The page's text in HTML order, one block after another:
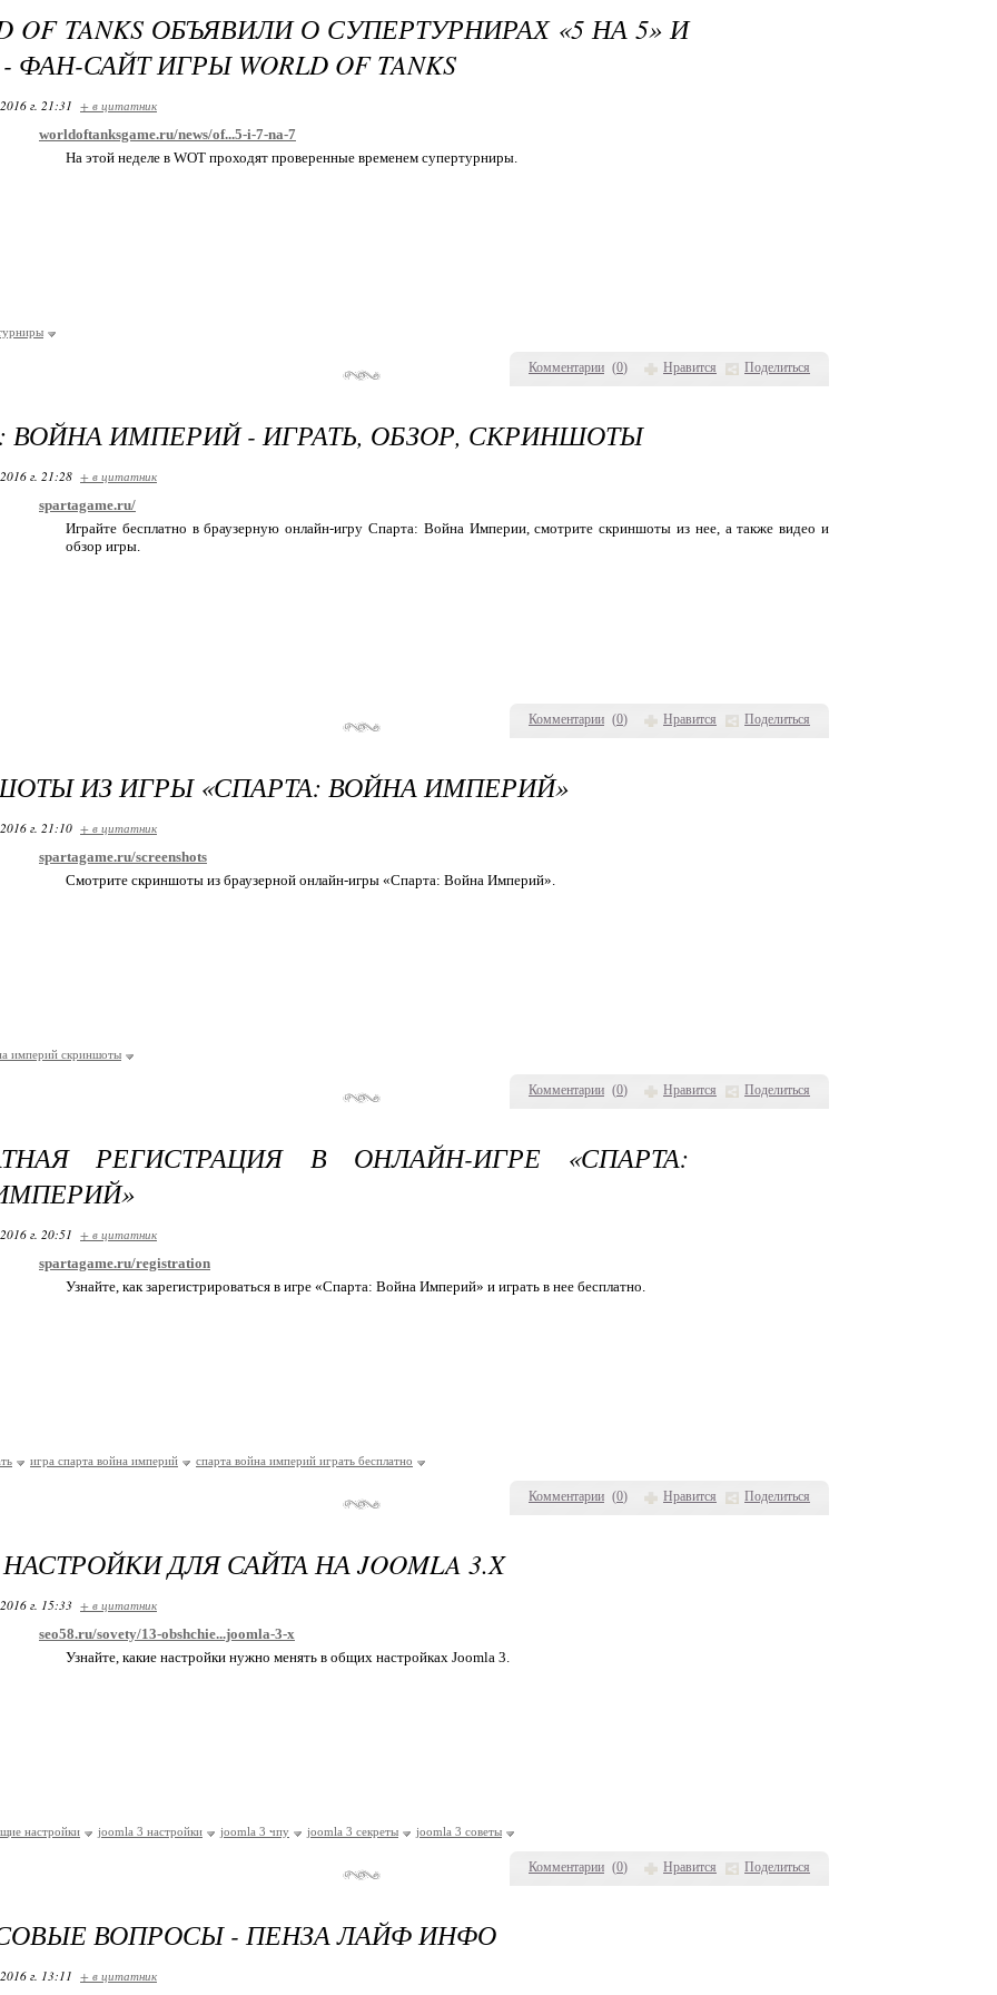
Комментарии (0) Нравится Поделиться
OF TANKS ОБЪЯВИЛИ О СУПЕРТУРНИРАХ «5 НА 5» И
ФАН-САЙТ ИГРЫ WORLD OF TANKS
г. 21:31 + в цитатник
worldoftanksgame.ru/news/of...5-i-7-na-7
На этой неделе в WOT проходят проверенные временем супертурниры.
Комментарии (0) Нравится Поделиться
ВОЙНА ИМПЕРИЙ - ИГРАТЬ, ОБЗОР, СКРИНШОТЫ
г. 21:28 + в цитатник
spartagame.ru/
Играйте бесплатно в браузерную онлайн-игру Спарта: Война Империи, смотрите скриншоты из нее, а также видео и
обзор игры.
Комментарии (0) Нравится Поделиться
ИЗ ИГРЫ «СПАРТА: ВОЙНА ИМПЕРИЙ»
г. 21:10 + в цитатник
spartagame.ru/screenshots
Смотрите скриншоты из браузерной онлайн-игры «Спарта: Война Империй».
империй скриншоты
Комментарии (0) Нравится Поделиться
РЕГИСТРАЦИЯ В ОНЛАЙН-ИГРЕ «СПАРТА:
г. 20:51 + в цитатник
spartagame.ru/registration
Узнайте, как зарегистрироваться в игре «Спарта: Война Империй» и играть в нее бесплатно.
игра спарта война империй спарта война империй играть бесплатно
Комментарии (0) Нравится Поделиться
ДЛЯ САЙТА НА JOOMLA 3.X
г. 15:33 + в цитатник
seo58.ru/sovety/13-obshchie...joomla-3-x
Узнайте, какие настройки нужно менять в общих настройках Joomla 3.
настройки joomla 3 настройки joomla 3 чпу joomla 3 секреты joomla 3 советы
ВОПРОСЫ - ПЕНЗА ЛАЙФ ИНФО
г. 13:11 + в цитатник